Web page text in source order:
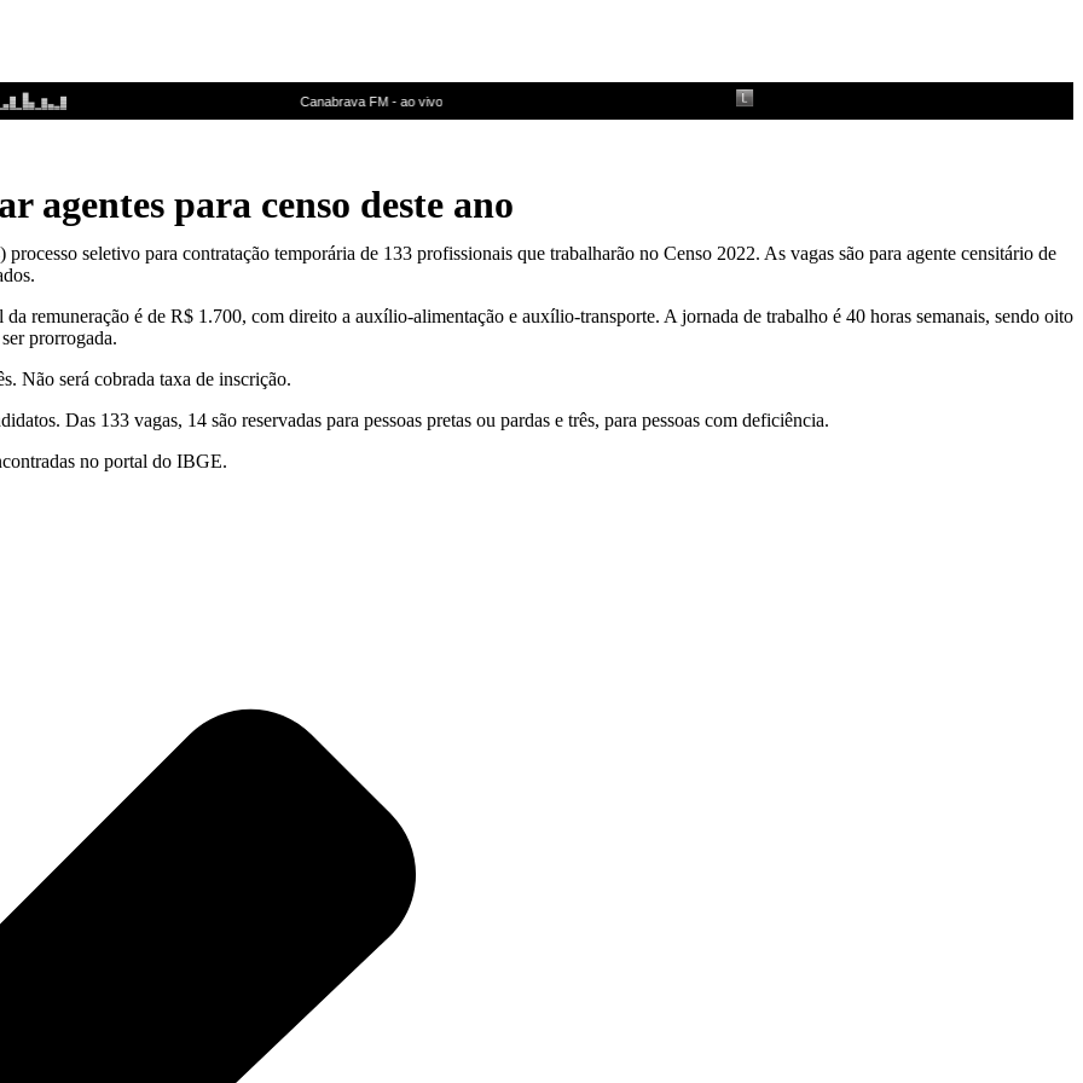
agentes para censo deste ano
seletivo para contratação temporária de 133 profissionais que trabalharão no Censo 2022. As vagas são para agente censitário de
remuneração é de R$ 1.700, com direito a auxílio-alimentação e auxílio-transporte. A jornada de trabalho é 40 horas semanais, sendo oito
prorrogada.
Não será cobrada taxa de inscrição.
Das 133 vagas, 14 são reservadas para pessoas pretas ou pardas e três, para pessoas com deficiência.
no portal do IBGE.